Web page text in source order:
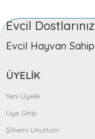
Çok İYİ
Teşekkürler
Sevinç Kosovalı
Belden Köpek
1.187,46 TL
Evcil
Evcil Hayvan
ÜYELİK
Yeni Üyelik
Üye Girişi
Şifremi Unuttum